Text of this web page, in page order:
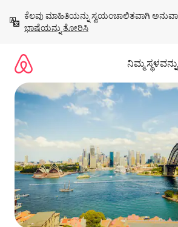
ಹೋಗಿ
ಕೆಲವು ಮಾಹಿತಿಯನ್ನು ಸ್ವಯಂಚಾಲಿತವಾಗಿ
ಭಾಷೆಯನ್ನು ತೋರಿಸಿ
ನಿಮ್ಮ